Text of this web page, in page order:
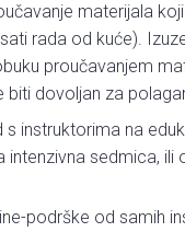
materijala
rada od kuće).
proučavanjem
biti dovoljan za
s instruktorima na
intenzivna sedmica, ili
podrške od samih